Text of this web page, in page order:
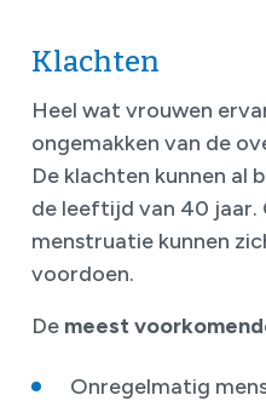
Klachten
Heel wat vrouwen
ongemakken van de
De klachten kunnen al
de leeftijd van 40 jaar.
menstruatie kunnen
voordoen.
De meest
Onregelmatig